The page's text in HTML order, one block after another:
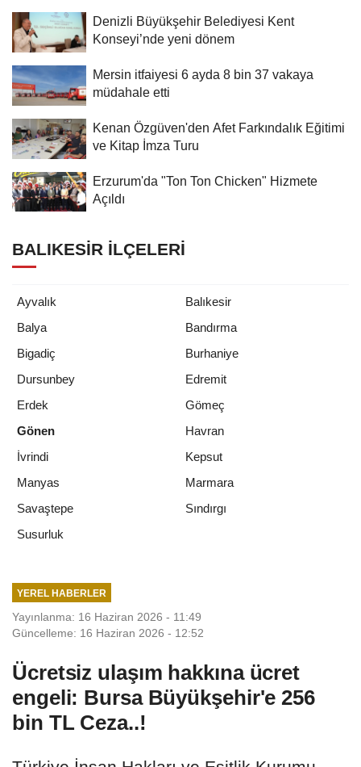
Denizli Büyükşehir Belediyesi Kent
Konseyi’nde yeni dönem
Mersin itfaiyesi 6 ayda 8 bin 37 vakaya
müdahale etti
Kenan Özgüven'den Afet Farkındalık Eğitimi
ve Kitap İmza Turu
Erzurum'da "Ton Ton Chicken" Hizmete
Açıldı
BALIKESIR İLÇELERI
Ayvalık
Balıkesir
Balya
Bandırma
Bigadiç
Burhaniye
Dursunbey
Edremit
Erdek
Gömeç
Gönen
Havran
İvrindi
Kepsut
Manyas
Marmara
Savaştepe
Sındırgı
Susurluk
YEREL HABERLER
Yayınlanma: 16 Haziran 2026 - 11:49
Güncelleme: 16 Haziran 2026 - 12:52
Ücretsiz ulaşım hakkına ücret
engeli: Bursa Büyükşehir'e 256
bin TL Ceza..!